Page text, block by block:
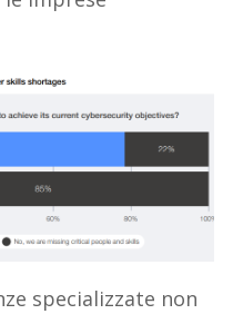
specializzate non